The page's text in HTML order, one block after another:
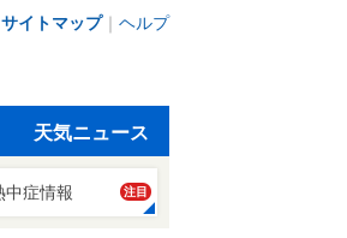
サイトマップ｜ ヘルプ
天気ニュース
中症情報 注目